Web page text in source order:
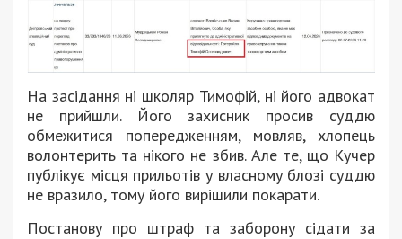
На засідання ні школяр Тимофій, ні його адвокат
не прийшли. Його захисник просив суддю
обмежитися попередженням, мовляв, хлопець
волонтерить та нікого не збив. Але те, що Кучер
публікує місця прильотів у власному блозі суддю
не вразило, тому його вирішили покарати.
Постанову про штраф та заборону сідати за